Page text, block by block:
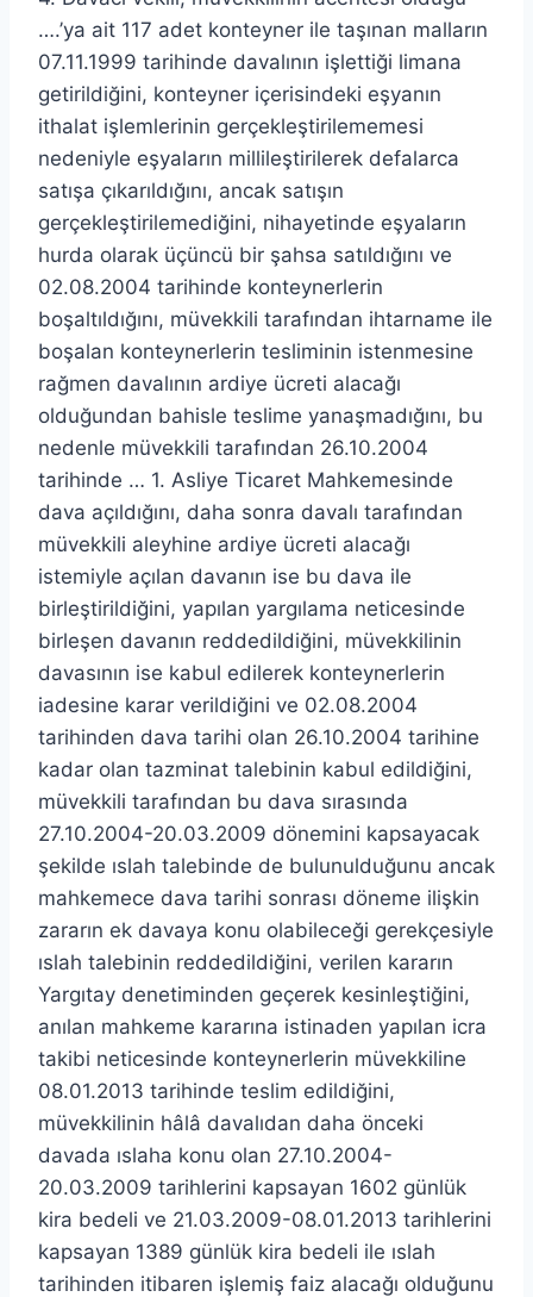
….’ya ait 117 adet konteyner ile taşınan malların
07.11.1999 tarihinde davalının işlettiği limana
getirildiğini, konteyner içerisindeki eşyanın
ithalat işlemlerinin gerçekleştirilememesi
nedeniyle eşyaların millileştirilerek defalarca
satışa çıkarıldığını, ancak satışın
gerçekleştirilemediğini, nihayetinde eşyaların
hurda olarak üçüncü bir şahsa satıldığını ve
02.08.2004 tarihinde konteynerlerin
boşaltıldığını, müvekkili tarafından ihtarname ile
boşalan konteynerlerin tesliminin istenmesine
rağmen davalının ardiye ücreti alacağı
olduğundan bahisle teslime yanaşmadığını, bu
nedenle müvekkili tarafından 26.10.2004
tarihinde … 1. Asliye Ticaret Mahkemesinde
dava açıldığını, daha sonra davalı tarafından
müvekkili aleyhine ardiye ücreti alacağı
istemiyle açılan davanın ise bu dava ile
birleştirildiğini, yapılan yargılama neticesinde
birleşen davanın reddedildiğini, müvekkilinin
davasının ise kabul edilerek konteynerlerin
iadesine karar verildiğini ve 02.08.2004
tarihinden dava tarihi olan 26.10.2004 tarihine
kadar olan tazminat talebinin kabul edildiğini,
müvekkili tarafından bu dava sırasında
27.10.2004-20.03.2009 dönemini kapsayacak
şekilde ıslah talebinde de bulunulduğunu ancak
mahkemece dava tarihi sonrası döneme ilişkin
zararın ek davaya konu olabileceği gerekçesiyle
ıslah talebinin reddedildiğini, verilen kararın
Yargıtay denetiminden geçerek kesinleştiğini,
anılan mahkeme kararına istinaden yapılan icra
takibi neticesinde konteynerlerin müvekkiline
08.01.2013 tarihinde teslim edildiğini,
müvekkilinin hâlâ davalıdan daha önceki
davada ıslaha konu olan 27.10.2004-
20.03.2009 tarihlerini kapsayan 1602 günlük
kira bedeli ve 21.03.2009-08.01.2013 tarihlerini
kapsayan 1389 günlük kira bedeli ile ıslah
tarihinden itibaren işlemiş faiz alacağı olduğunu